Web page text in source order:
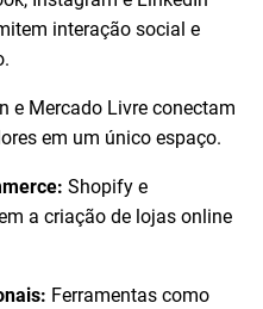
interação social e
e Mercado Livre conectam
em um único espaço.
Shopify e
a criação de lojas online
Ferramentas como